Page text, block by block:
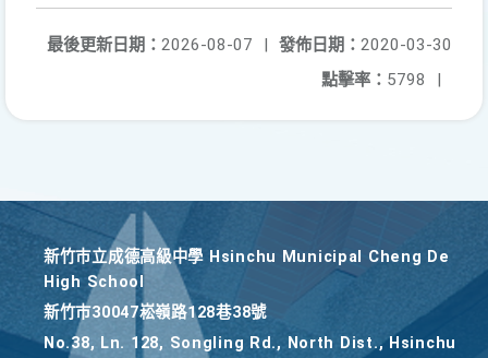
發佈日期： 2020-03-30
最後更新日期： 2026-08-07
|
點擊率： 5798 |
新竹巿立成德高級中學 Hsinchu Municipal Cheng De
High School
新竹巿30047崧嶺路128巷38號
No.38, Ln. 128, Songling Rd., North Dist., Hsinchu